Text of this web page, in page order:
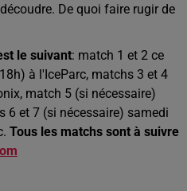
De quoi faire rugir de
le suivant: match 1 et 2 ce
à l'IceParc, matchs 3 et 4
match 5 (si nécessaire)
6 et 7 (si nécessaire) samedi
Tous les matchs sont à suivre